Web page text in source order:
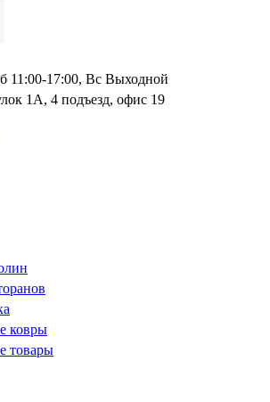
11:00-17:00, Вс Выходной
1А, 4 подъезд, офис 19
ковры
товары